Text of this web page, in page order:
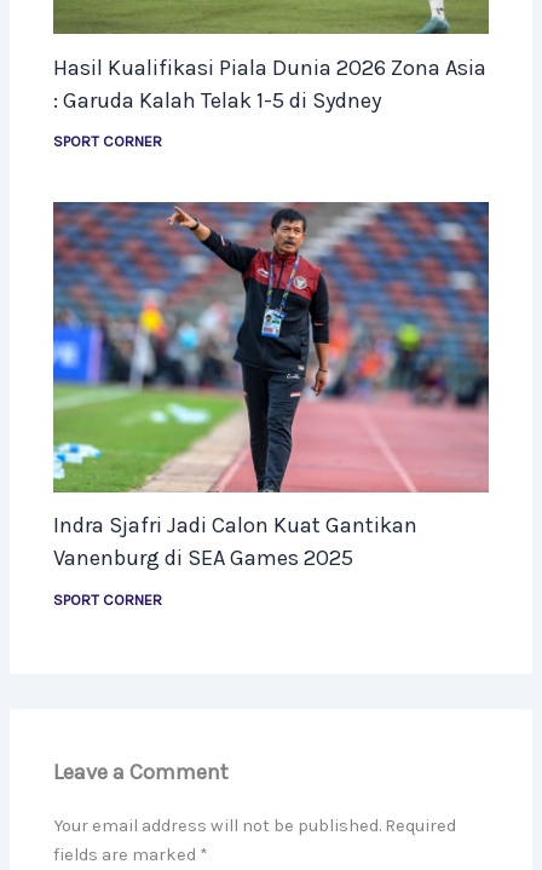
Hasil Kualifikasi Piala Dunia 2026 Zona Asia
: Garuda Kalah Telak 1-5 di Sydney
SPORT CORNER
Indra Sjafri Jadi Calon Kuat Gantikan
Vanenburg di SEA Games 2025
SPORT CORNER
Leave a Comment
Your email address will not be published. Required
fields are marked *